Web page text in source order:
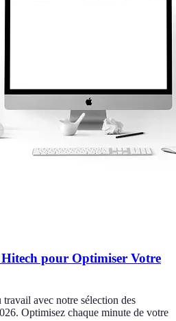
pour Optimiser Votre
avec notre sélection des
Optimisez chaque minute de votre